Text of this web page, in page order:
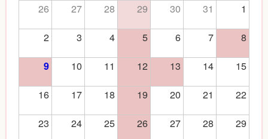
26 27 28 29 30 31
1
2
3 4 5 6 7 8
9 10 11 12 13 14
15
16
17 18 19 20 21
22
23
24 25 26 27 28
29